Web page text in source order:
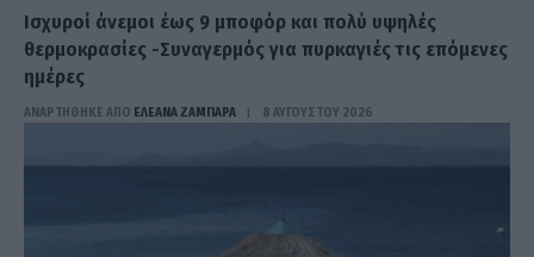
Ισχυροί άνεμοι έως 9 μποφόρ και πολύ υψηλές
θερμοκρασίες -Συναγερμός για πυρκαγιές τις επόμενες
ημέρες
ΑΝΑΡΤΗΘΗΚΕ ΑΠΟ ΕΛΕΑΝΑ ΖΑΜΠΑΡΑ 8 ΑΥΓΟΎΣΤΟΥ 2026